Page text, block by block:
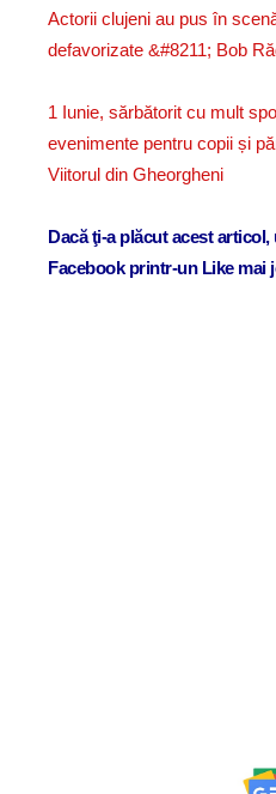
Actorii clujeni au pus în
defavorizate &#8211; Bob
1 Iunie, sărbătorit cu mult
evenimente pentru copii și
Viitorul din Gheorgheni
Dacă ţi-a plăcut acest
Facebook printr-un Like mai